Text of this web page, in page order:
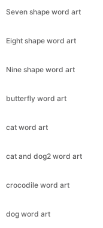
Seven shape word art
Eight shape word art
Nine shape word art
butterfly word art
cat word art
cat and dog2 word art
crocodile word art
dog word art